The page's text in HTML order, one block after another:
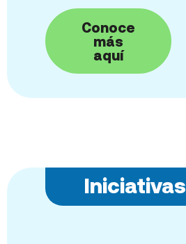
Conoce
más
aquí
Iniciativas